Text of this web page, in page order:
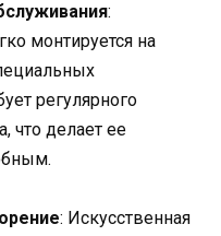
:
монтируется на
регулярного
что делает ее
: Искусственная